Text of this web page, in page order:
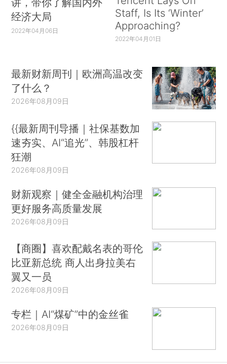
经济大局
2022年04月06日
Staff, Is Its ‘Winter’
Approaching?
2022年04月01日
最新财新周刊｜欧洲高温改变
了什么？
2026年08月09日
{{最新周刊导播｜社保基数加
速夯实、AI“追光”、韩股杠杆
狂潮
2026年08月09日
财新观察｜健全金融机构治理
更好服务高质量发展
2026年08月09日
【商圈】喜欢配戴名表的哥伦
比亚新总统 商人出身拉美右
翼又一员
2026年08月09日
专栏｜AI“煤矿”中的金丝雀
2026年08月09日